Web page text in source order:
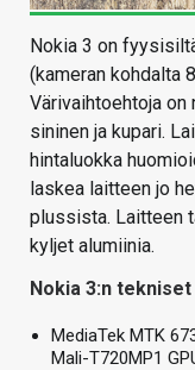
Nokia 3 on
(kameran kohdalta
Värivaihtoehtoja on
sininen ja kupari.
hintaluokka
laskea laitteen jo
plussista. Laitteen
kyljet alumiinia.
Nokia 3:n
MediaTek MTK
Mali-T720MP1